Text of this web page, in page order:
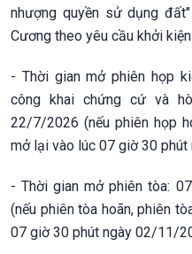
nhượng quyền sử dụng
Cương theo yêu cầu khởi
- Thời gian mở phiên họp
công khai chứng cứ và
22/7/2026 (nếu phiên họp
mở lại vào lúc 07 giờ 30
- Thời gian mở phiên tòa:
(nếu phiên tòa hoãn, phiên
07 giờ 30 phút ngày 02/11/